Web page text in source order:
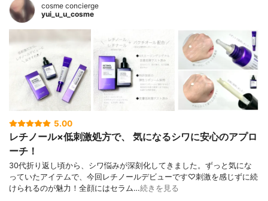
cosme concierge
yui_u_u_cosme
5.00
レチノール×低刺激処方で、 気になるシワに安心のアプロ
ーチ！
30代折り返し頃から、シワ悩みが深刻化してきました。ずっと気にな
っていたアイテムで、今回レチノールデビューです♡刺激を感じずに続
けられるのが魅力！全顔にはセラム…続きを見る